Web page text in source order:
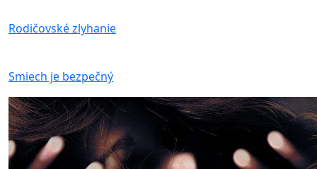
Rodičovské zlyhanie
Smiech je bezpečný